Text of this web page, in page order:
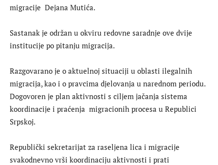
migracije Dejana Mutića.
Sastanak je održan u okviru redovne saradnje ove dvije
institucije po pitanju migracija.
Razgovarano je o aktuelnoj situaciji u oblasti ilegalnih
migracija, kao i o pravcima djelovanja u narednom periodu.
Dogovoren je plan aktivnosti s ciljem jačanja sistema
koordinacije i praćenja migracionih procesa u Republici
Srpskoj.
Republički sekretarijat za raseljena lica i migracije
svakodnevno vrši koordinaciju aktivnosti i prati